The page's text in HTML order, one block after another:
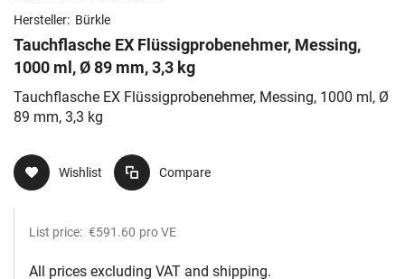
Hersteller: Bürkle
Tauchflasche EX Flüssigprobenehmer, Messing,
1000 ml, Ø 89 mm, 3,3 kg
Tauchflasche EX Flüssigprobenehmer, Messing, 1000 ml, Ø
89 mm, 3,3 kg
Wishlist Compare
List price: €591.60 pro VE
All prices excluding VAT and shipping.